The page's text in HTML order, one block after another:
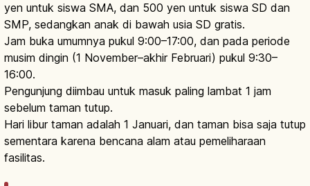
yen untuk siswa SMA, dan 500 yen untuk siswa SD dan
SMP, sedangkan anak di bawah usia SD gratis.
Jam buka umumnya pukul 9:00–17:00, dan pada periode
musim dingin (1 November–akhir Februari) pukul 9:30–
16:00.
Pengunjung diimbau untuk masuk paling lambat 1 jam
sebelum taman tutup.
Hari libur taman adalah 1 Januari, dan taman bisa saja tutup
sementara karena bencana alam atau pemeliharaan
fasilitas.